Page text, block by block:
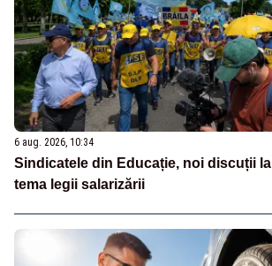
6 aug. 2026, 10:34
Sindicatele din Educație, noi discuții
tema legii salarizării